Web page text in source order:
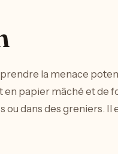
la menace
en papier mâché et de
ou dans des greniers.